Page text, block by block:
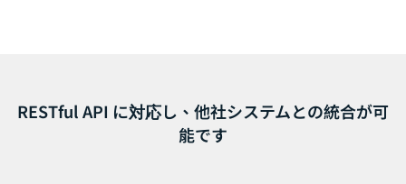
RESTful API に対応し、他社システムとの統合が可
能です